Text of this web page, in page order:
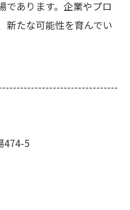
であります。企業やプロ
新たな可能性を育んでい
474-5